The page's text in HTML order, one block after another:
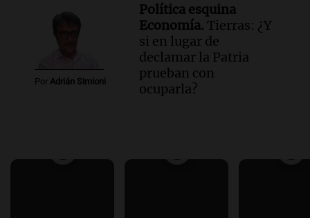
Por Adrián Simioni
Política esquina
Economía. Tierras: ¿Y
si en lugar de
declamar la Patria
prueban con
ocuparla?